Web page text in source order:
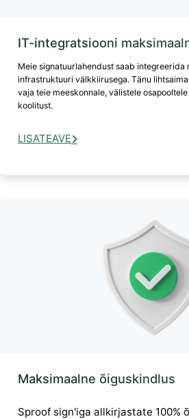
IT-integratsiooni
Meie signatuurlahendust saab integreerida
infrastruktuuri välkkiirusega. Tänu
vaja teie meeskonnale, välistele
koolitust.
LISATEAVE
Maksimaalne õiguskindlus
Sproof sign'iga allkirjastate 100%